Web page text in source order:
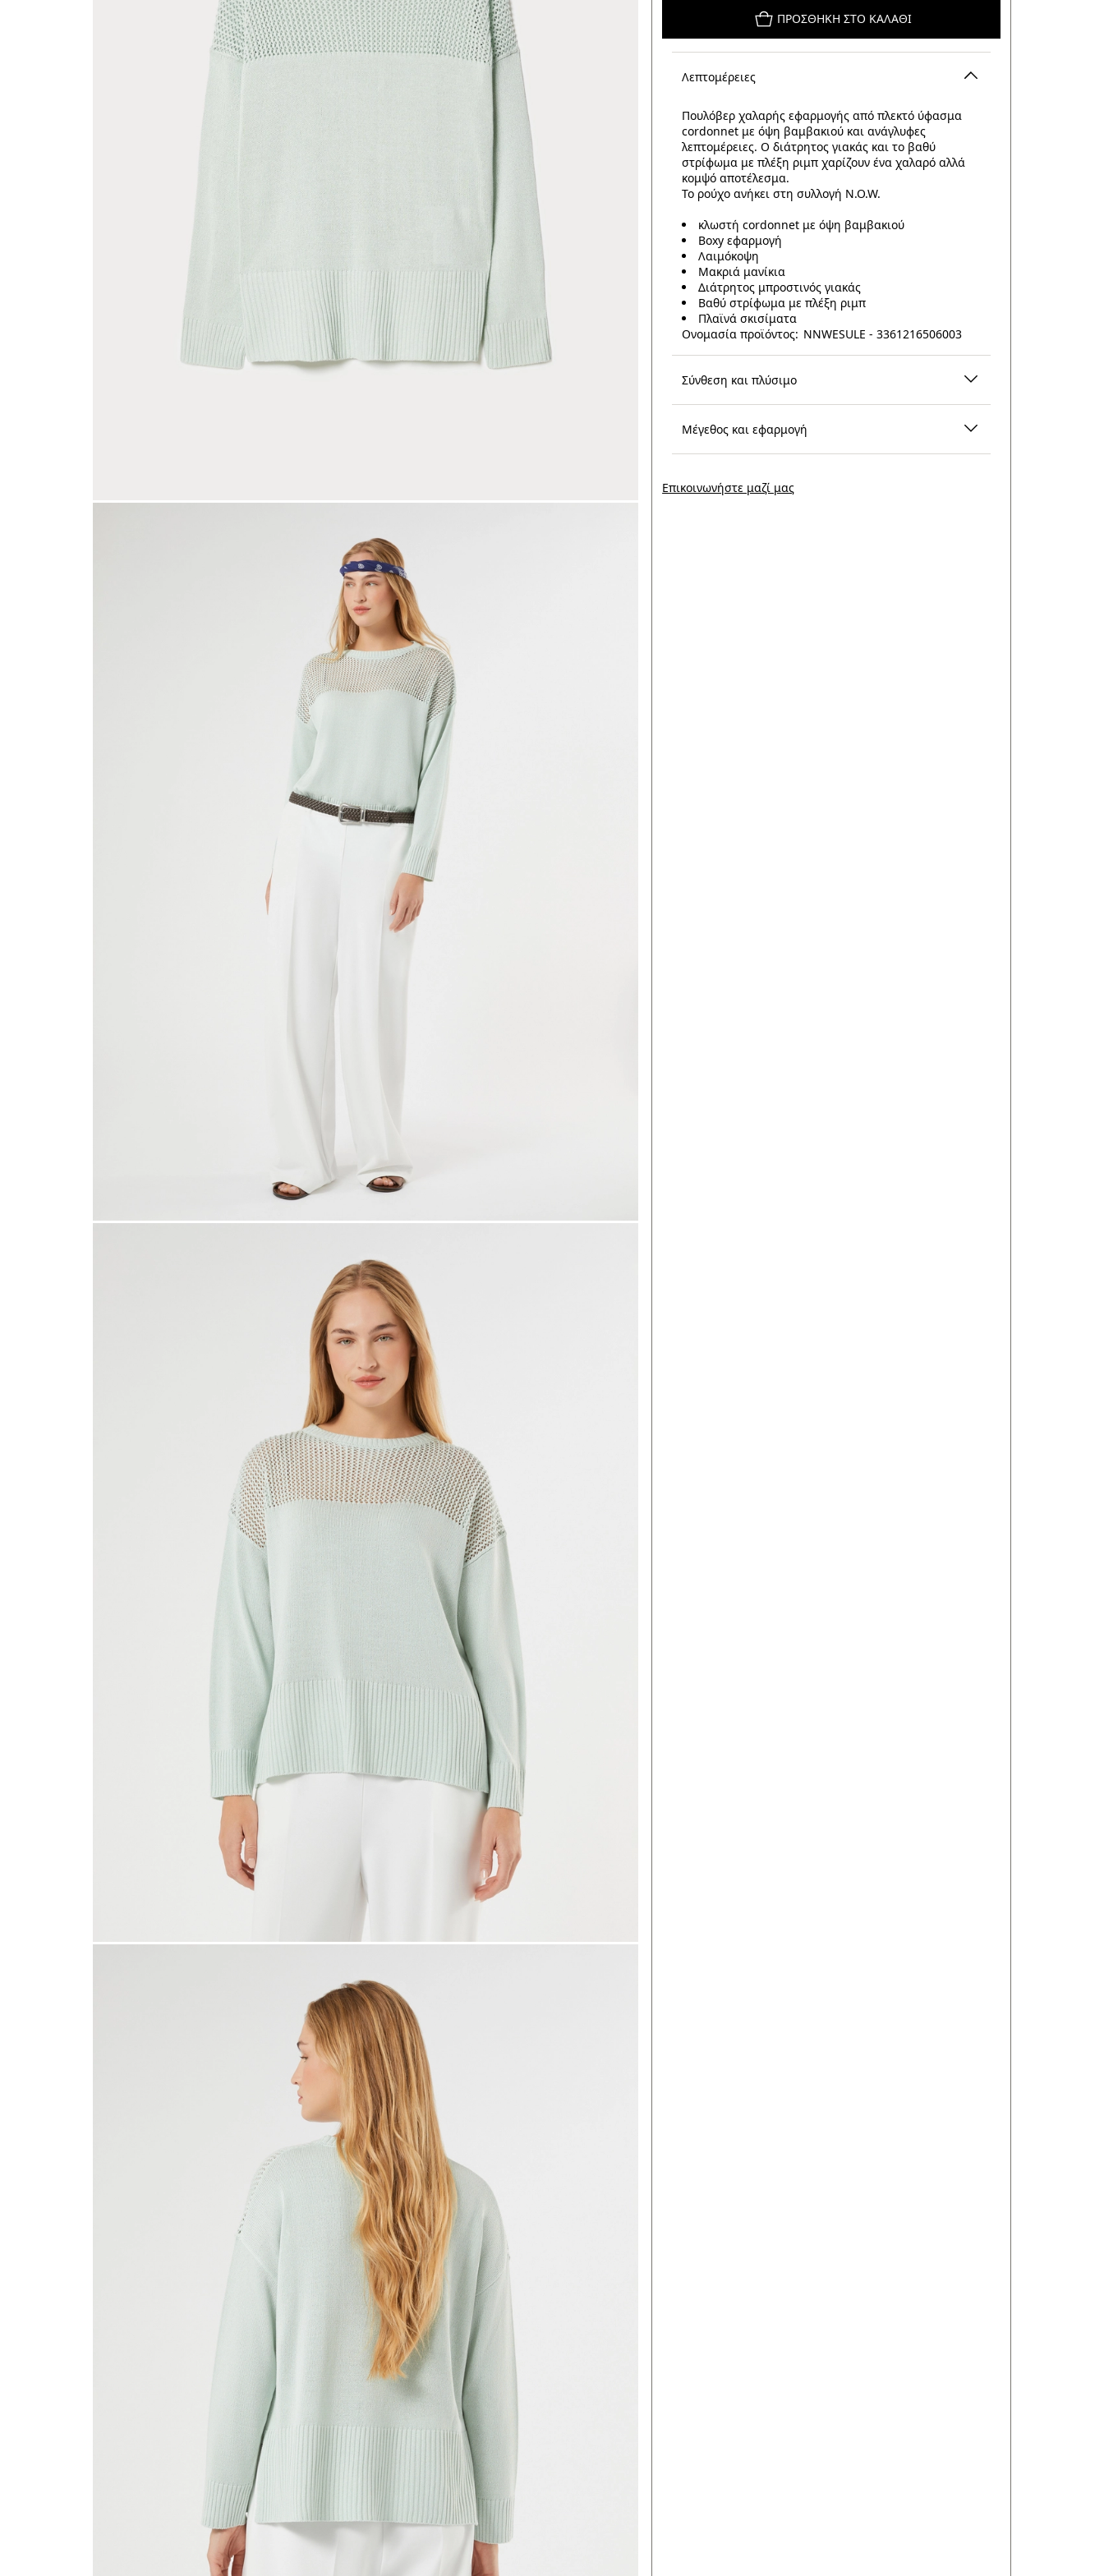
ΠΡΟΣΘΉΚΗ ΣΤΟ ΚΑΛΆΘΙ
Λεπτομέρειες
Πουλόβερ χαλαρής εφαρμογής από πλεκτό ύφασμα
cordonnet με όψη βαμβακιού και ανάγλυφες
λεπτομέρειες. Ο διάτρητος γιακάς και το βαθύ
στρίφωμα με πλέξη ριμπ χαρίζουν ένα χαλαρό αλλά
κομψό αποτέλεσμα.
Το ρούχο ανήκει στη συλλογή N.O.W.
κλωστή cordonnet με όψη βαμβακιού
Boxy εφαρμογή
Λαιμόκοψη
Μακριά μανίκια
Διάτρητος μπροστινός γιακάς
Βαθύ στρίφωμα με πλέξη ριμπ
Πλαϊνά σκισίματα
Ονομασία προϊόντος: NNWESULE - 3361216506003
Σύνθεση και πλύσιμο
Μέγεθος και εφαρμογή
Επικοινωνήστε μαζί μας